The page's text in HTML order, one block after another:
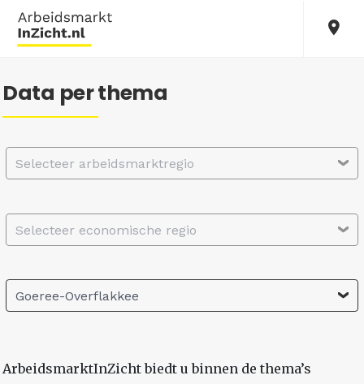
Data per thema
Selecteer arbeidsmarktregio
Selecteer economische regio
Goeree-Overflakkee
ArbeidsmarktInZicht biedt u binnen de thema’s